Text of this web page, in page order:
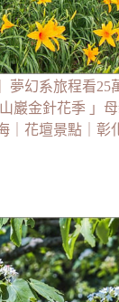
夢幻系旅程看25
巖金針花季 」
｜花壇景點｜彰